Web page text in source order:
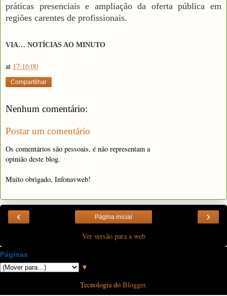
práticas presenciais e ampliação da oferta pública em
regiões carentes de profissionais.
VIA… NOTÍCIAS AO MINUTO
at 17:16:00
Compartilhar
Nenhum comentário:
Postar um comentário
Os comentários são pessoais, é não representam a
opinião deste blog.
Muito obrigado, Infonavweb!
‹ ›
Página inicial
Ver versão para a web
Páginas
▼
Tecnologia do Blogger.